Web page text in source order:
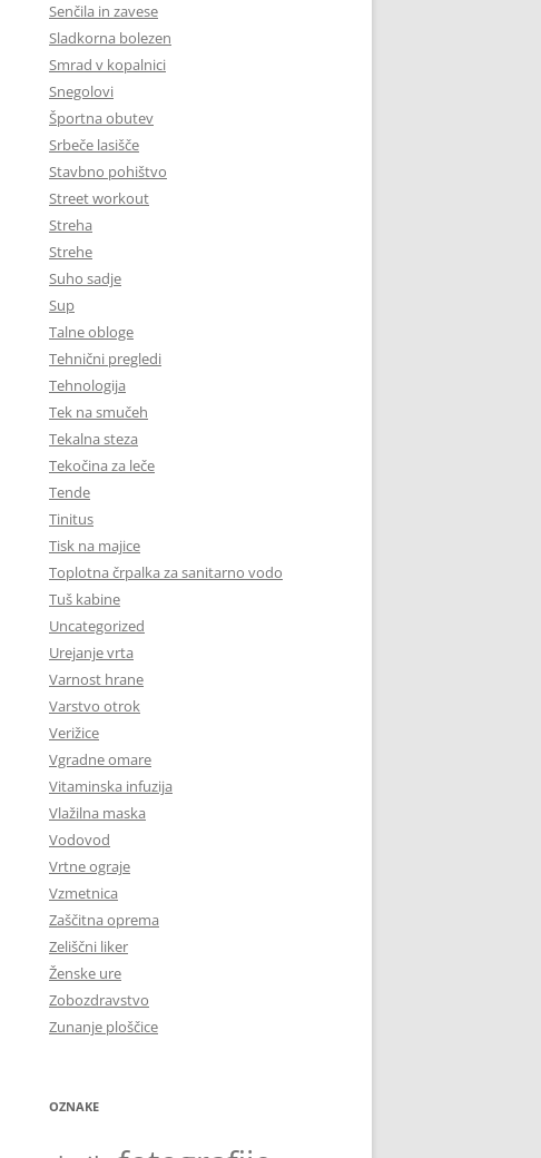
Senčila in zavese
Sladkorna bolezen
Smrad v kopalnici
Snegolovi
Športna obutev
Srbeče lasišče
Stavbno pohištvo
Street workout
Streha
Strehe
Suho sadje
Sup
Talne obloge
Tehnični pregledi
Tehnologija
Tek na smučeh
Tekalna steza
Tekočina za leče
Tende
Tinitus
Tisk na majice
Toplotna črpalka za sanitarno vodo
Tuš kabine
Uncategorized
Urejanje vrta
Varnost hrane
Varstvo otrok
Verižice
Vgradne omare
Vitaminska infuzija
Vlažilna maska
Vodovod
Vrtne ograje
Vzmetnica
Zaščitna oprema
Zeliščni liker
Ženske ure
Zobozdravstvo
Zunanje ploščice
OZNAKE